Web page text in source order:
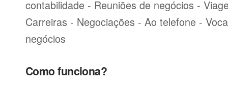
contabilidade - Reuniões de negócios -
Carreiras - Negociações - Ao telefone -
negócios
Como funciona?